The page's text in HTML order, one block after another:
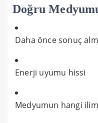
Doğru
Daha önce sonuç
Enerji uyumu hissi
Medyumun hangi